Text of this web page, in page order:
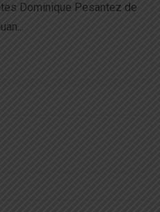
Dominique Pesantez de